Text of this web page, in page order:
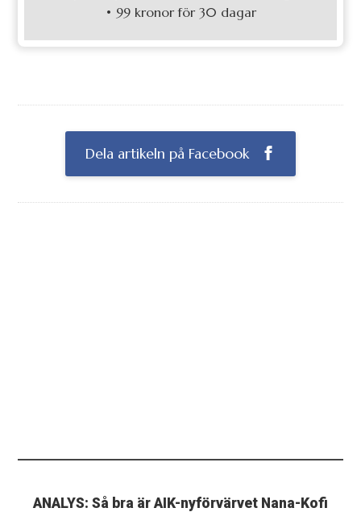
• 99 kronor för 30 dagar
Dela artikeln på Facebook
ANALYS: Så bra är AIK-nyförvärvet Nana-Kofi